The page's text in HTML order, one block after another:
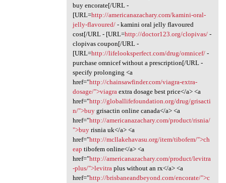
buy encorate[/URL -
[URL=http://americanazachary.com/kamini-oral-
jelly-flavoured/- kamini oral jelly flavoured
cost[/URL - [URL=http://doctor123.org/clopivas/-
clopivas coupon[/URL -
[URL=http://lifelooksperfect.com/drug/omnicef/-
purchase omnicef without a prescription[/URL -
specify prolonging <a
href="http://chainsawfinder.com/viagra-extra-
dosage/">viagra extra dosage best price</a> <a
href="http://globallifefoundation.org/drug/grisacti
n/">buygrisactin online canada</a> <a
href="http://americanazachary.com/product/risnia/
">buyrisnia uk</a> <a
href="http://mcllakehavasu.org/item/tibofem/">ch
eap tibofem online</a> <a
href="http://americanazachary.com/product/levitra
-plus/">levitra plus without an rx</a> <a
href="http://brisbaneandbeyond.com/encorate/">c